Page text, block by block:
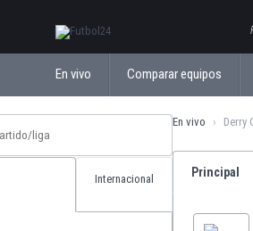
En vivo Comparar equipos
Internacional
En vivo Derry
Principal